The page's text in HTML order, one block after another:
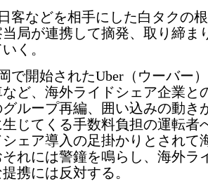
などを相手にした白タクの
当局が連携して摘発、取り締ま
く。
開始されたUber（ウーバー
ど、海外ライドシェア企業と
ループ再編、囲い込みの動き
じてくる手数料負担の運転者
ェア導入の足掛かりとされて
れには警鐘を鳴らし、海外ラ
携には反対する。